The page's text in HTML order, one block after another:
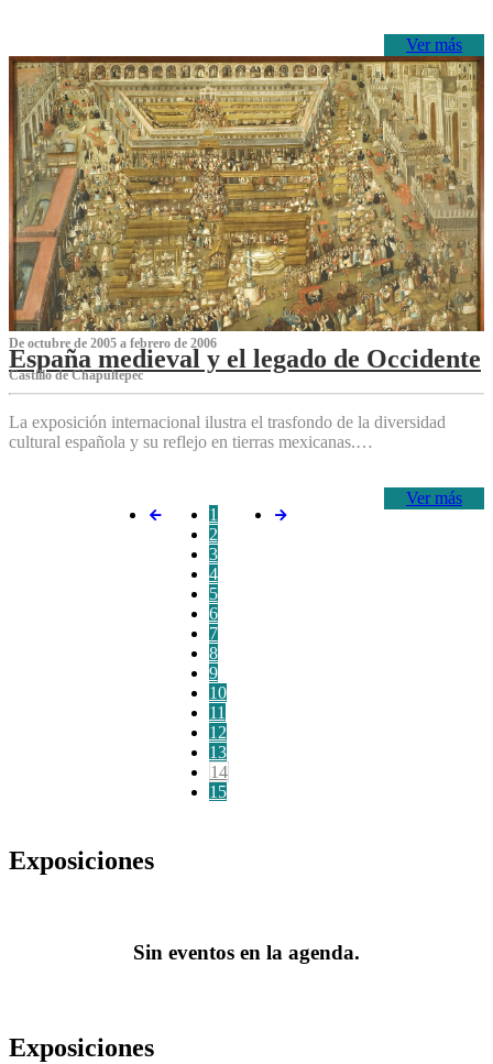
Ver más
De octubre de 2005 a febrero de 2006
España medieval y el legado de Occidente
Castillo de Chapultepec
La exposición internacional ilustra el trasfondo de la diversidad
cultural española y su reflejo en tierras mexicanas.…
Ver más
1
2
3
4
5
6
7
8
9
10
11
12
13
14
15
Exposiciones
Sin eventos en la agenda.
Exposiciones